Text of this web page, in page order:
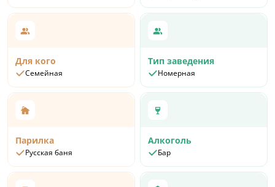
Для кого
Семейная
Тип заведения
Номерная
Парилка
Русская баня
Алкоголь
Бар